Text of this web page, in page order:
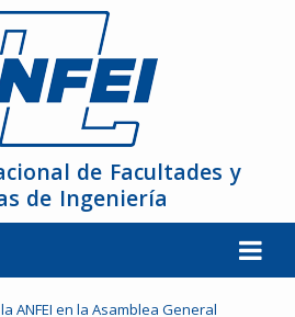
de Facultades y
de Ingeniería
ANFEI en la Asamblea General